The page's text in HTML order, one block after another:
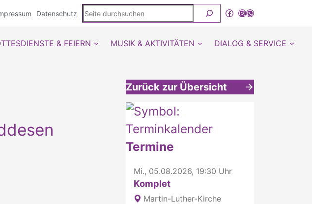
Datenschutz
Seite
durchsuchen
Facebook
Instagram
WhatsApp Kanal von detmold-lutherisch
& FEIERN MUSIK & AKTIVITÄTEN DIALOG & SERVICE
Zurück zur Übersicht
Weitere interessante Inhalte
Termine
Mi., 05.08.2026, 19:30 Uhr
Komplet
Martin-Luther-Kirche